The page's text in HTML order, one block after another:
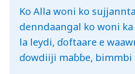
Ko Alla woni ko
denndaangal ko woni
la leydi, ɗoftaare e
ɗowdiiji maɓɓe, bimmbi